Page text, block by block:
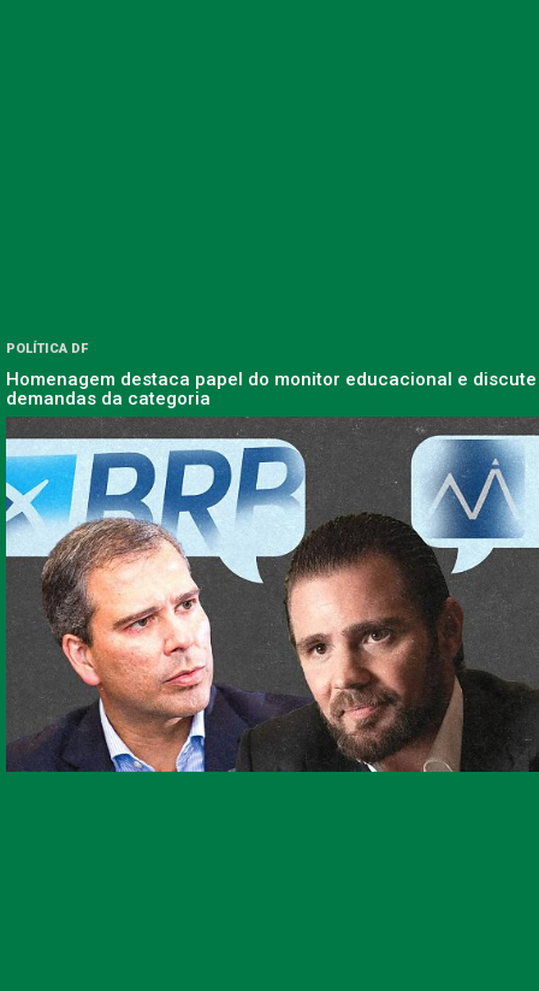
POLÍTICA DF
Homenagem destaca papel do monitor educacional e discute
demandas da categoria